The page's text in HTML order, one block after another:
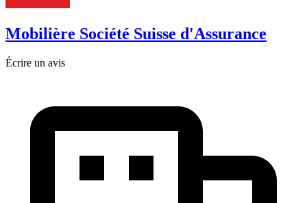
Mobilière Société Suisse d'Assurance
Écrire un avis